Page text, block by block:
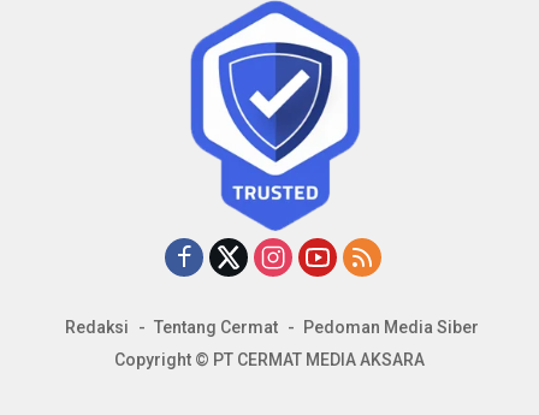
Redaksi Tentang Cermat
Pedoman Media Siber
Copyright © PT CERMAT MEDIA AKSARA